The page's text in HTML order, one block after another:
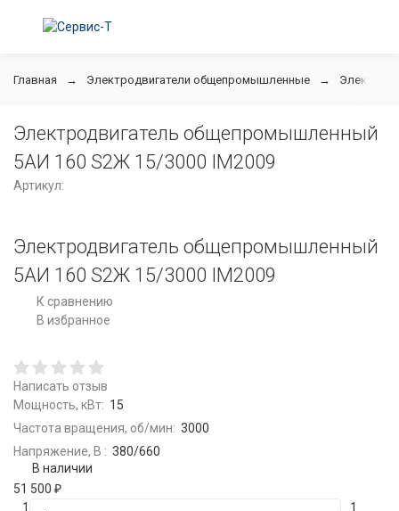
Главная Электродвигатели общепромышленные
Электродвигатель общепромышленный
5АИ 160 S2Ж 15/3000 IM2009
Артикул:
Электродвигатель общепромышленный
5АИ 160 S2Ж 15/3000 IM2009
К сравнению
В избранное
Написать отзыв
Мощность, кВт: 15
Частота вращения, об/мин: 3000
Напряжение, В : 380/660
В наличии
51 500 ₽
1
1